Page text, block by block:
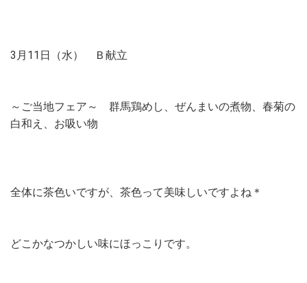
3月11日（水） Ｂ献立
～ご当地フェア～ 群馬鶏めし、ぜんまいの煮物、春菊の
白和え、お吸い物
全体に茶色いですが、茶色って美味しいですよね＊
どこかなつかしい味にほっこりです。